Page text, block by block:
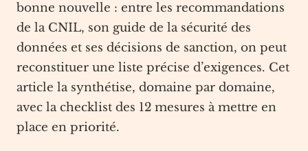
bonne nouvelle : entre les recommandations
de la CNIL, son guide de la sécurité des
données et ses décisions de sanction, on peut
reconstituer une liste précise d’exigences. Cet
article la synthétise, domaine par domaine,
avec la checklist des 12 mesures à mettre en
place en priorité.